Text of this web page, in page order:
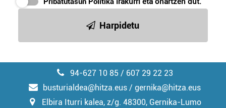
irakurri
Harpidetu
94-627 10 85 / 607 29 22 23
busturialdea@hitza.eus / gernika@hitza.eus
Elbira Iturri kalea, z/g. 48300, Gernika-Lumo